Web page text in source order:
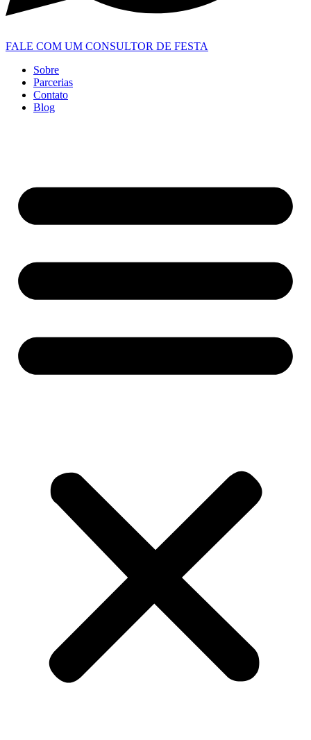
FALE COM UM CONSULTOR DE FESTA
Sobre
Parcerias
Contato
Blog